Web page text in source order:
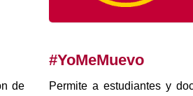
de
#YoMeMuevo
Permite a estudiantes y